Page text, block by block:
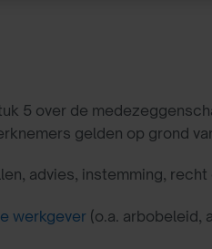
5 over de
gelden op grond
advies, instemming,
werkgever (o.a. arbobeleid,